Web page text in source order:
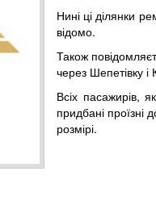
Нині ці ділянки
відомо.
Також
через Шепетівку
Всіх пасажирів,
придбані проїзні
розмірі.